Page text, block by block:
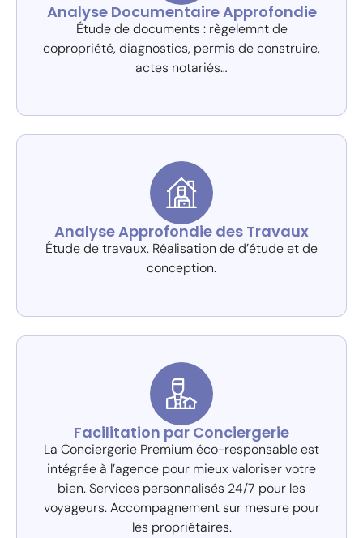
Analyse Documentaire Approfondie
Étude de documents : règelemnt de
copropriété, diagnostics, permis de construire,
actes notariés…
Analyse Approfondie des Travaux
Étude de travaux. Réalisation de d’étude et de
conception.
Facilitation par Conciergerie
La Conciergerie Premium éco-responsable est
intégrée à l’agence pour mieux valoriser votre
bien. Services personnalisés 24/7 pour les
voyageurs. Accompagnement sur mesure pour
les propriétaires.